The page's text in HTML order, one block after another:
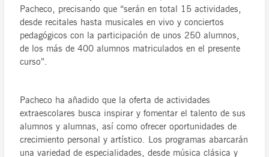
Pacheco, precisando que “serán en total 15 actividades,
desde recitales hasta musicales en vivo y conciertos
pedagógicos con la participación de unos 250 alumnos,
de los más de 400 alumnos matriculados en el presente
curso”.
Pacheco ha añadido que la oferta de actividades
extraescolares busca inspirar y fomentar el talento de sus
alumnos y alumnas, así como ofrecer oportunidades de
crecimiento personal y artístico. Los programas abarcarán
una variedad de especialidades, desde música clásica y